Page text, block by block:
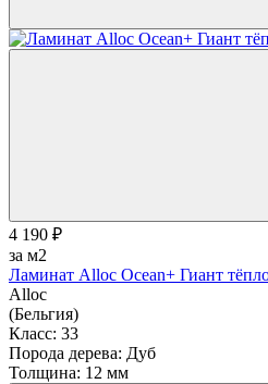
4 190 ₽
за м2
Ламинат Alloc Ocean+ Гиант
Alloc
(Бельгия)
Класс: 33
Порода дерева: Дуб
Толщина: 12 мм